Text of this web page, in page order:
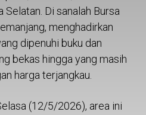
Selatan. Di sanalah Bursa
menghadirkan
dipenuhi buku dan
bekas hingga yang masih
harga terjangkau.
(12/5/2026), area ini